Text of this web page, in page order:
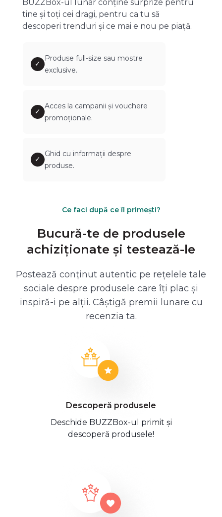
BUZZBox-ul lunar conține surprize pentru
tine și toți cei dragi, pentru ca tu să
descoperi trenduri și ce mai e nou pe piață.
✓
Produse full-size sau mostre
exclusive.
✓
Acces la campanii și vouchere
promoționale.
✓
Ghid cu informații despre
produse.
Ce faci după ce îl primești?
Bucură-te de produsele
achiziționate și testează-le
Postează conținut autentic pe rețelele tale
sociale despre produsele care îți plac și
inspiră-i pe alții. Câștigă premii lunare cu
recenzia ta.
Descoperă produsele
Deschide BUZZBox-ul primit și
descoperă produsele!